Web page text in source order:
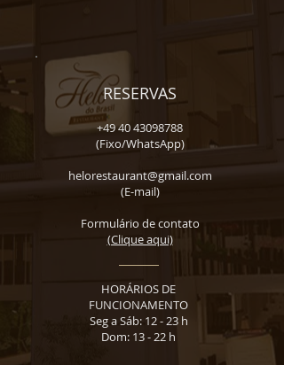
RESERVAS
+49 40 43098788
(Fixo/WhatsApp)
helorestaurant@gmail.com
(E-mail)
Formulário de contato
(Clique aqui)
HORÁRIOS DE
FUNCIONAMENTO
Seg a Sáb: 12 - 23 h
Dom: 13 - 22 h